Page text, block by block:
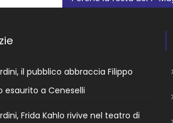
il pubblico abbraccia Filippo
esaurito a Ceneselli
Frida Kahlo rivive nel teatro di